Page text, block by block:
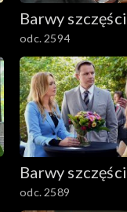
2601–2700
2201–2300
Barwy
odc. 2594
Barwy
odc. 2589